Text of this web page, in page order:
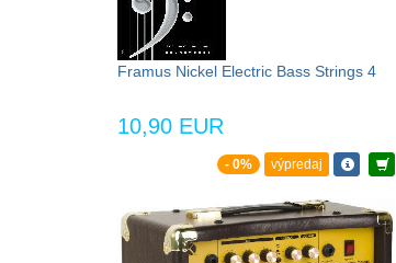
Framus Nickel Electric Bass Strings 4
10,90 EUR
- 0% výpredaj